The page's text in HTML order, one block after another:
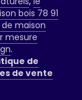
bois 78 91
maison
mesure
.
de
de vente